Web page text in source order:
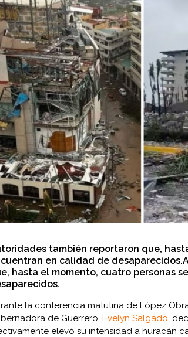
también reportaron que,
en calidad de
hasta el momento, cuatro personas
la conferencia matutina de López
de Guerrero, Evelyn Salgado,
elevó su intensidad a huracán